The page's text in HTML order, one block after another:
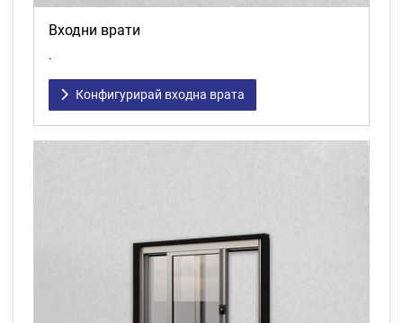
Входни врати
.
Конфигурирай входна врата